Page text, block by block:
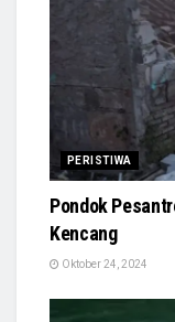
PERISTIWA
Pondok
Kencang
Oktober 24, 2024